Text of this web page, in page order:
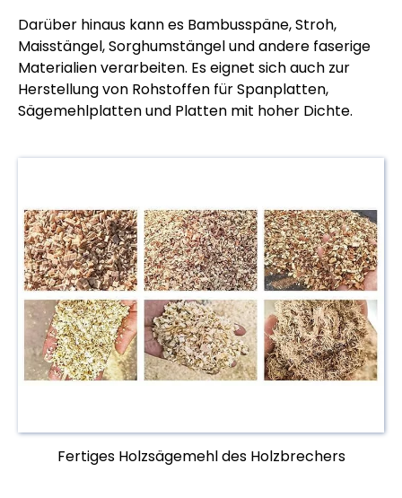
Darüber hinaus kann es Bambusspäne, Stroh,
Maisstängel, Sorghumstängel und andere faserige
Materialien verarbeiten. Es eignet sich auch zur
Herstellung von Rohstoffen für Spanplatten,
Sägemehlplatten und Platten mit hoher Dichte.
Fertiges Holzsägemehl des Holzbrechers